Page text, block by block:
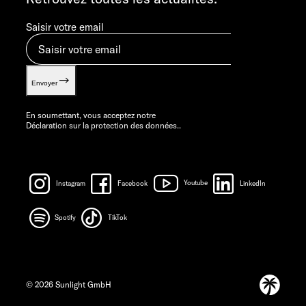
Saisir votre email
Envoyer
En soumettant, vous acceptez notre
Déclaration sur la protection des données..
Instagram Facebook Youtube LinkedIn
Spotify TikTok
© 2026 Sunlight GmbH